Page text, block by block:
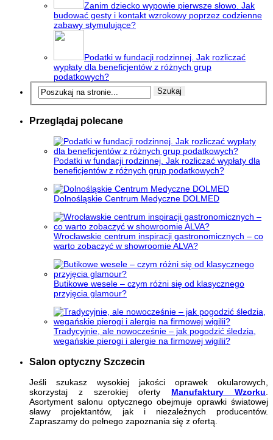
Zanim dziecko wypowie pierwsze słowo. Jak
budować gesty i kontakt wzrokowy poprzez codzienne
zabawy stymulujące?
Podatki w fundacji rodzinnej. Jak rozliczać
wypłaty dla beneficjentów z różnych grup
podatkowych?
Przeglądaj polecane
Podatki w fundacji rodzinnej. Jak rozliczać wypłaty dla
beneficjentów z różnych grup podatkowych?
Dolnośląskie Centrum Medyczne DOLMED
Wrocławskie centrum inspiracji gastronomicznych – co
warto zobaczyć w showroomie ALVA?
Butikowe wesele – czym różni się od klasycznego
przyjęcia glamour?
Tradycyjnie, ale nowocześnie – jak pogodzić śledzia,
wegańskie pierogi i alergie na firmowej wigilii?
Salon optyczny Szczecin
Jeśli szukasz wysokiej jakości oprawek okularowych,
skorzystaj z szerokiej oferty Manufaktury Wzorku.
Asortyment salonu optycznego obejmuje oprawki światowej
sławy projektantów, jak i niezależnych producentów.
Zapraszamy do pełnego zapoznania się z ofertą.